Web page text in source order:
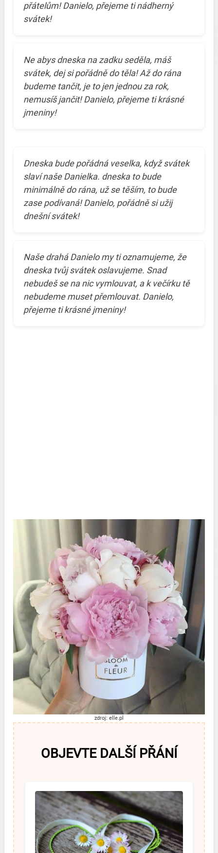
přátelům! Danielo, přejeme ti nádherný
svátek!
Ne abys dneska na zadku seděla, máš
svátek, dej si pořádně do těla! Až do rána
budeme tančit, je to jen jednou za rok,
nemusíš jančit! Danielo, přejeme ti krásné
jmeniny!
Dneska bude pořádná veselka, když svátek
slaví naše Danielka. dneska to bude
minimálně do rána, už se těším, to bude
zase podívaná! Danielo, pořádně si užij
dnešní svátek!
Naše drahá Danielo my ti oznamujeme, že
dneska tvůj svátek oslavujeme. Snad
nebudeš se na nic vymlouvat, a k večírku tě
nebudeme muset přemlouvat. Danielo,
přejeme ti krásné jmeniny!
zdroj: elle.pl
OBJEVTE DALŠÍ PŘÁNÍ